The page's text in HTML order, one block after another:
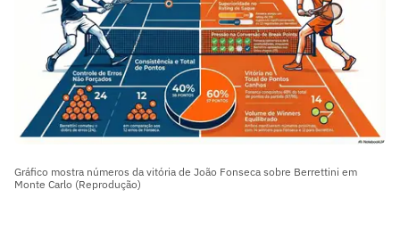
Gráfico mostra números da vitória de João Fonseca sobre Berrettini em
Monte Carlo (Reprodução)